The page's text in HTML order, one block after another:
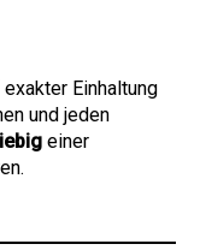
Einhaltung
und jeden
einer